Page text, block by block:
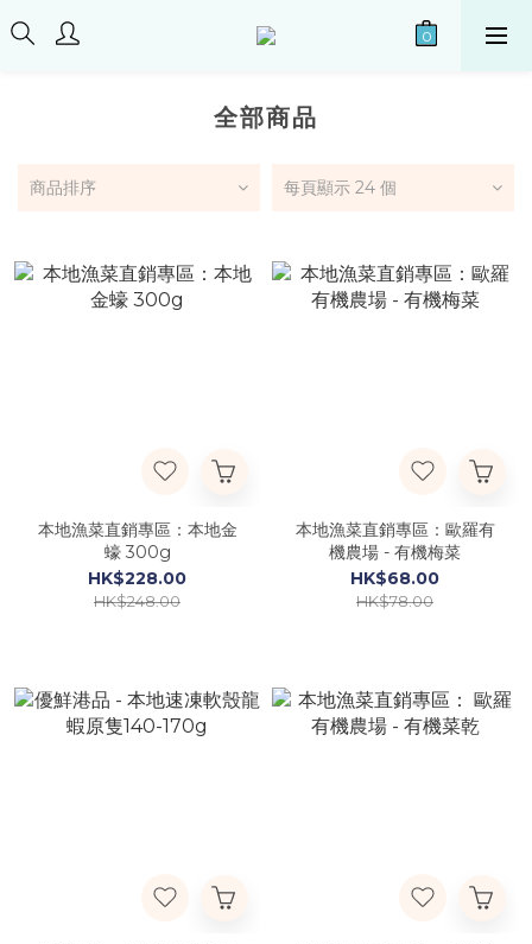
全部商品
商品排序 每頁顯示 24 個
本地漁菜直銷專區：本地金
蠔 300g
HK$228.00
HK$248.00
本地漁菜直銷專區：歐羅有
機農場 - 有機梅菜
HK$68.00
HK$78.00